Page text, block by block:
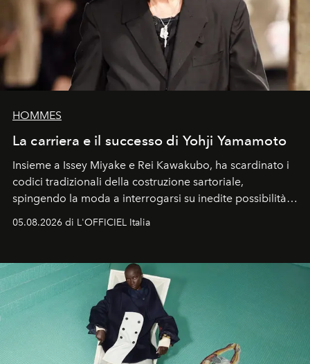
HOMMES
La carriera e il successo di Yohji Yamamoto
Insieme a Issey Miyake e Rei Kawakubo, ha scardinato i
codici tradizionali della costruzione sartoriale,
spingendo la moda a interrogarsi su inedite possibilità
formali e a ridefinire il concetto stesso di silhouette.
un’impronta indelebile nella storia della moda.
05.08.2026 di L'OFFICIEL Italia